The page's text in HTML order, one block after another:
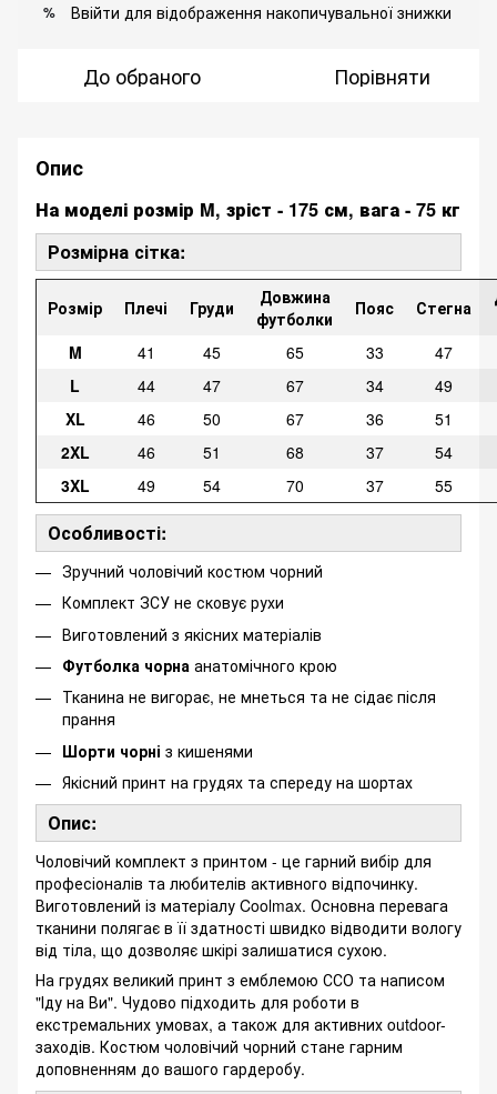
% Ввійти для відображення накопичувальної знижки
До обраного Порівняти
Опис
На моделі розмір M, зріст - 175 см, вага - 75 кг
Розмірна сітка:
Розмір Плечі Груди
Довжина
футболки
Пояс Стегна
M 41 45 65 33
47
L
44 47 67 34
49
XL
46 50 67 36
51
2XL
46 51 68 37
54
3XL
49 54 70 37 55
Особливості:
Зручний чоловічий костюм чорний
Комплект ЗСУ не сковує рухи
Виготовлений з якісних матеріалів
Футболка чорна анатомічного крою
Тканина не вигорає, не мнеться та не сідає після
прання
Шорти чорні з кишенями
Якісний принт на грудях та спереду на шортах
Опис:
Чоловічий комплект з принтом - це гарний вибір для
професіоналів та любителів активного відпочинку.
Виготовлений із матеріалу Coolmax. Основна перевага
тканини полягає в її здатності швидко відводити вологу
від тіла, що дозволяє шкірі залишатися сухою.
На грудях великий принт з емблемою ССО та написом
"Іду на Ви". Чудово підходить для роботи в
екстремальних умовах, а також для активних outdoor-
заходів. Костюм чоловічий чорний стане гарним
доповненням до вашого гардеробу.